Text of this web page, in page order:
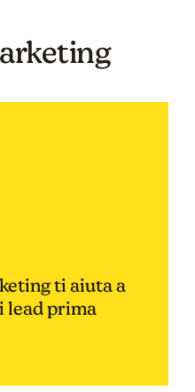
ti aiuta a
lead prima